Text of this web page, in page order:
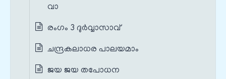
വാ
രംഗം 3 ദുർവ്വാസാവ്
ചന്ദ്രകലാധര പാലയമാം
ജയ ജയ തപോധന